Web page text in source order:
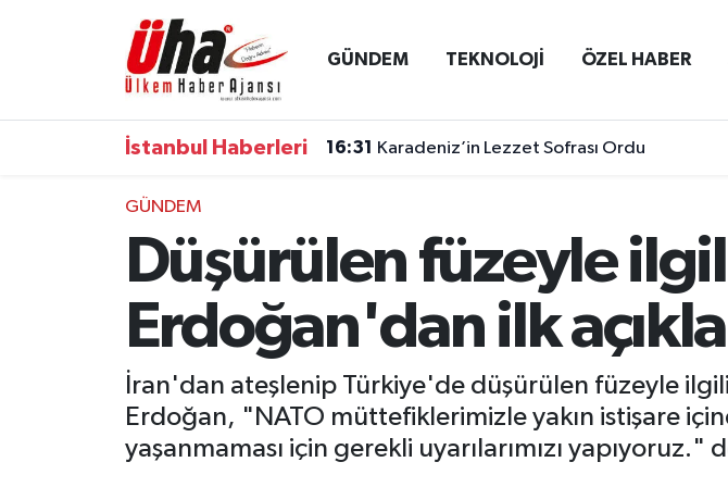
GÜNDEM TEKNOLOJİ ÖZEL HABER
İstanbul Haberleri 16:31 Karadeniz’in Lezzet Sofrası Ordu
GÜNDEM
Düşürülen füzeyle
Erdoğan'dan ilk
İran'dan ateşlenip Türkiye'de düşürülen füzeyle
Erdoğan, "NATO müttefiklerimizle yakın istişare
yaşanmaması için gerekli uyarılarımızı yapıyoruz."
İstanbul Nöbetçi Eczaneler
İstanbul Hava Durumu
İstanbul Namaz Vakitleri
İstanbul Trafik Yoğunluk Haritası
Süper Lig Puan Durumu ve Fikstür
Son Dakika Haberleri